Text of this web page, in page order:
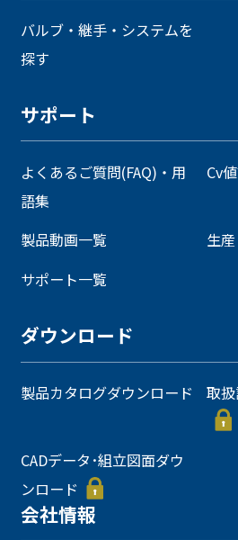
バルブ・継手・システムを
探す
サポート
よくあるご質問(FAQ)・用
語集
Cv
製品動画一覧
生
サポート一覧
ダウンロード
製品カタログダウンロード 取
CADデータ･組立図面ダウ
ンロード
会社情報